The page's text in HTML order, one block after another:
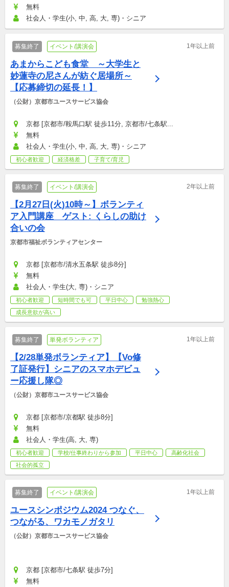
無料
社会人・学生(小, 中, 高, 大, 専)・シニア
募集終了 イベント/講演会 1年以上前
あまからこども食堂　～大学生と
妙蓮寺の尼さんが紡ぐ居場所～
【応募締切の延長！】
（公財）京都市ユースサービス協会
京都 [京都市/鞍馬口駅 徒歩11分, 京都市/七条駅...
無料
社会人・学生(小, 中, 高, 大, 専)・シニア
初心者歓迎 経済格差 子育て/育児
募集終了 イベント/講演会 2年以上前
【2月27日(火)10時～】ボランティ
ア入門講座　ゲスト: くらしの助け
合いの会
京都市福祉ボランティアセンター
京都 [京都市/清水五条駅 徒歩8分]
無料
社会人・学生(大, 専)・シニア
初心者歓迎 短時間でも可 平日中心
勉強熱心
成長意欲が高い
募集終了 単発ボランティア 1年以上前
【2/28単発ボランティア】【Vo修
了証発行】シニアのスマホデビュ
ー応援し隊◎
（公財）京都市ユースサービス協会
京都 [京都市/京都駅 徒歩8分]
無料
社会人・学生(高, 大, 専)
初心者歓迎 学校/仕事終わりから参加 平日中心
高齢化社会
社会的孤立
募集終了 イベント/講演会 1年以上前
ユースシンポジウム2024 つなぐ、
つながる、ワカモノガタリ
（公財）京都市ユースサービス協会
京都 [京都市/七条駅 徒歩7分]
無料